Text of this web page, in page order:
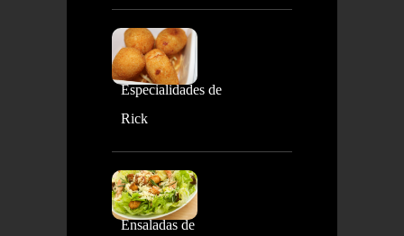
Especialidades de
Rick
Ensaladas de